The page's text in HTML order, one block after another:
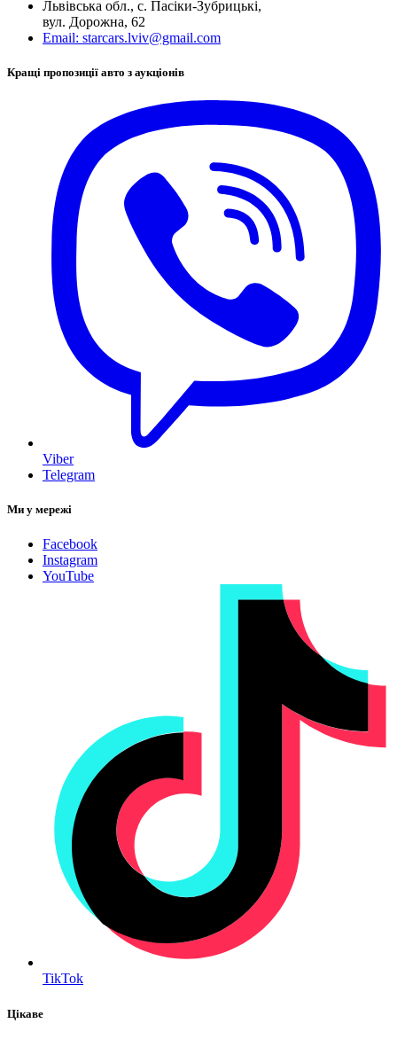
Львівська обл., с. Пасіки-Зубрицькі,
вул. Дорожна, 62
Email: starcars.lviv@gmail.com
Кращі пропозиції авто з аукціонів
Viber
Telegram
Ми у мережі
Facebook
Instagram
YouTube
TikTok
Цікаве